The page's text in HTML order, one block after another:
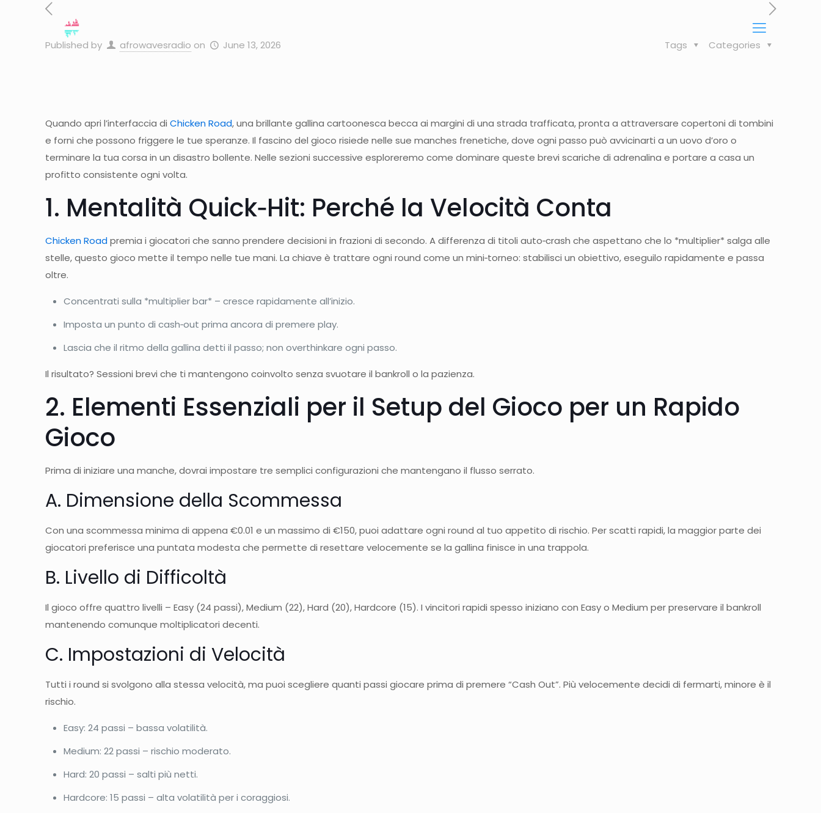
Published by afrowavesradio on June 13, 2026 Categories
Tags
Quando apri l’interfaccia diChicken Road, una brillante gallina cartoonesca becca ai margini di una strada trafficata, pronta a attraversare copertoni di tombini
e forni che possono friggere le tue speranze. Il fascino del gioco risiede nelle sue manches frenetiche, dove ogni passo può avvicinarti a un uovo d’oro o
terminare la tua corsa in un disastro bollente. Nelle sezioni successive esploreremo come dominare queste brevi scariche di adrenalina e portare a casa un
profitto consistente ogni volta.
1. Mentalità Quick‑Hit: Perché la Velocità Conta
Chicken Roadpremia i giocatori che sanno prendere decisioni in frazioni di secondo. A differenza di titoli auto‑crash che aspettano che lo *multiplier* salga alle
stelle, questo gioco mette il tempo nelle tue mani. La chiave è trattare ogni round come un mini‑torneo: stabilisci un obiettivo, eseguilo rapidamente e passa
oltre.
Concentrati sulla *multiplier bar* – cresce rapidamente all’inizio.
Imposta un punto di cash‑out prima ancora di premere play.
Lascia che il ritmo della gallina detti il passo; non overthinkare ogni passo.
Il risultato? Sessioni brevi che ti mantengono coinvolto senza svuotare il bankroll o la pazienza.
2. Elementi Essenziali per il Setup del Gioco per un Rapido
Gioco
Prima di iniziare una manche, dovrai impostare tre semplici configurazioni che mantengano il flusso serrato.
A. Dimensione della Scommessa
Con una scommessa minima di appena €0.01 e un massimo di €150, puoi adattare ogni round al tuo appetito di rischio. Per scatti rapidi, la maggior parte dei
giocatori preferisce una puntata modesta che permette di resettare velocemente se la gallina finisce in una trappola.
B. Livello di Difficoltà
Il gioco offre quattro livelli – Easy (24 passi), Medium (22), Hard (20), Hardcore (15). I vincitori rapidi spesso iniziano con Easy o Medium per preservare il bankroll
mantenendo comunque moltiplicatori decenti.
C. Impostazioni di Velocità
Tutti i round si svolgono alla stessa velocità, ma puoi scegliere quanti passi giocare prima di premere “Cash Out”. Più velocemente decidi di fermarti, minore è il
rischio.
Easy: 24 passi – bassa volatilità.
Medium: 22 passi – rischio moderato.
Hard: 20 passi – salti più netti.
Hardcore: 15 passi – alta volatilità per i coraggiosi.